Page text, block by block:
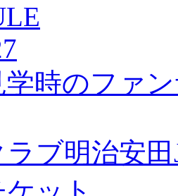
学時のファ
ブ明治安